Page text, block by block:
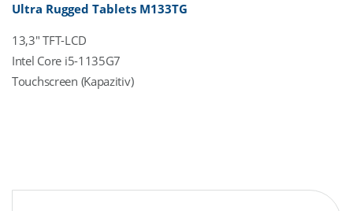
Ultra Rugged Tablets M133TG
13,3" TFT-LCD
Intel Core i5-1135G7
Touchscreen (Kapazitiv)